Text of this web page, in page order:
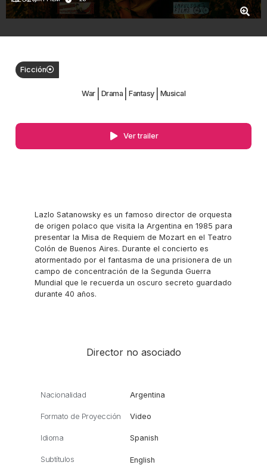
Ficción
War Drama Fantasy Musical
Ver trailer
Lazlo Satanowsky es un famoso director de orquesta
de origen polaco que visita la Argentina en 1985 para
presentar la Misa de Requiem de Mozart en el Teatro
Colón de Buenos Aires. Durante el concierto es
atormentado por el fantasma de una prisionera de un
campo de concentración de la Segunda Guerra
Mundial que le recuerda un oscuro secreto guardado
durante 40 años.
Director no asociado
Nacionalidad Argentina
Formato de Proyección Video
Idioma Spanish
Subtítulos English